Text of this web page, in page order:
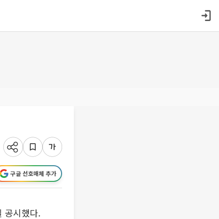
구글 선호매체 추가
공시했다.